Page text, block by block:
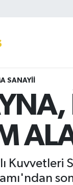
SANAYII
Kuvvetleri